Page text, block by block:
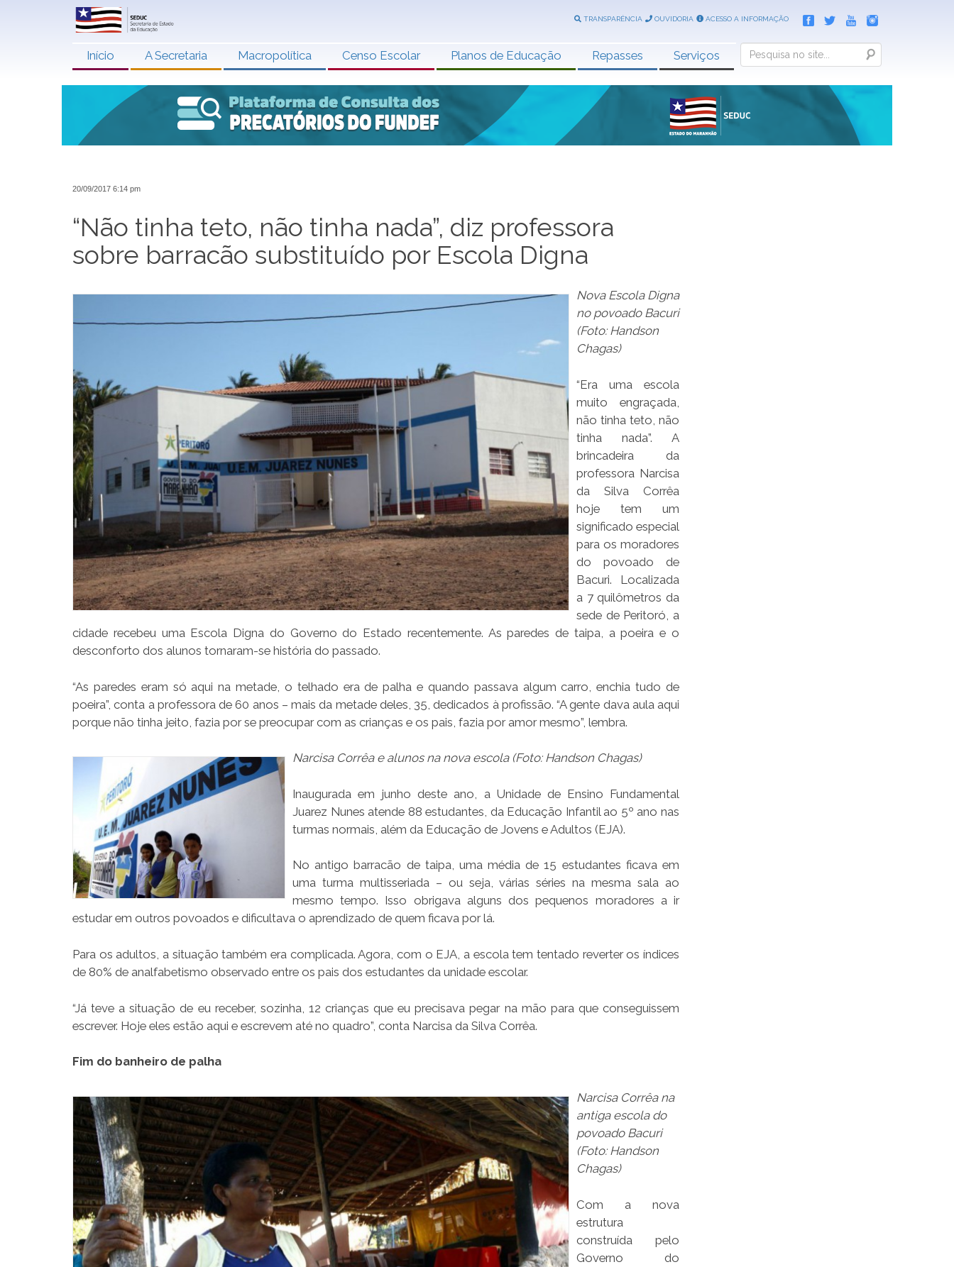
TRANSPARÊNCIA OUVIDORIA ACESSO A INFORMAÇÃO
Início A Secretaria Macropolítica Censo Escolar Planos de Educação Repasses Serviços Search
20/09/2017 6:14 pm
“Não tinha teto, não tinha nada”, diz professora
sobre barracão substituído por Escola Digna
Nova Escola Digna
no povoado Bacuri
(Foto: Handson
Chagas)
“Era uma escola
muito engraçada,
não tinha teto, não
tinha nada”. A
brincadeira da
professora Narcisa
da Silva Corrêa
hoje tem um
significado especial
para os moradores
do povoado de
Bacuri. Localizada
a 7 quilômetros da
sede de Peritoró, a
cidade recebeu uma Escola Digna do Governo do Estado recentemente. As paredes de taipa, a poeira e o
desconforto dos alunos tornaram-se história do passado.
“As paredes eram só aqui na metade, o telhado era de palha e quando passava algum carro, enchia tudo de
poeira”, conta a professora de 60 anos – mais da metade deles, 35, dedicados à profissão. “A gente dava aula aqui
porque não tinha jeito, fazia por se preocupar com as crianças e os pais, fazia por amor mesmo”, lembra.
Narcisa Corrêa e alunos na nova escola (Foto: Handson Chagas)
Inaugurada em junho deste ano, a Unidade de Ensino Fundamental
Juarez Nunes atende 88 estudantes, da Educação Infantil ao 5º ano nas
turmas normais, além da Educação de Jovens e Adultos (EJA).
No antigo barracão de taipa, uma média de 15 estudantes ficava em
uma turma multisseriada – ou seja, várias séries na mesma sala ao
mesmo tempo. Isso obrigava alguns dos pequenos moradores a ir
estudar em outros povoados e dificultava o aprendizado de quem ficava por lá.
Para os adultos, a situação também era complicada. Agora, com o EJA, a escola tem tentado reverter os índices
de 80% de analfabetismo observado entre os pais dos estudantes da unidade escolar.
“Já teve a situação de eu receber, sozinha, 12 crianças que eu precisava pegar na mão para que conseguissem
escrever. Hoje eles estão aqui e escrevem até no quadro”, conta Narcisa da Silva Corrêa.
Fim do banheiro de palha
Narcisa Corrêa na
antiga escola do
povoado Bacuri
(Foto: Handson
Chagas)
Com a nova
estrutura
construída pelo
Governo do